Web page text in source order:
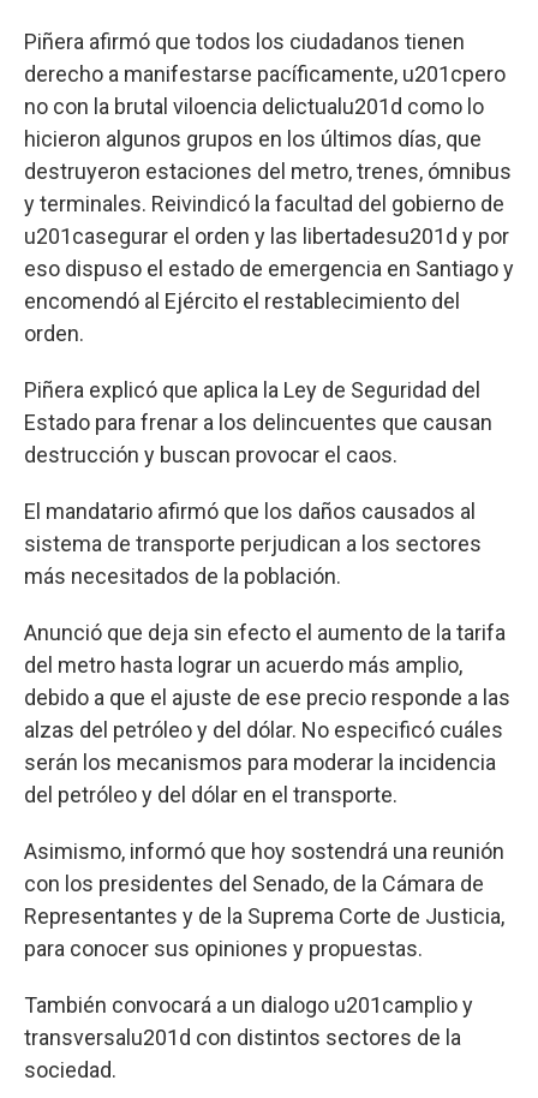
Piñera afirmó que todos los ciudadanos tienen
derecho a manifestarse pacíficamente, u201cpero
no con la brutal viloencia delictualu201d como lo
hicieron algunos grupos en los últimos días, que
destruyeron estaciones del metro, trenes, ómnibus
y terminales. Reivindicó la facultad del gobierno de
u201casegurar el orden y las libertadesu201d y por
eso dispuso el estado de emergencia en Santiago y
encomendó al Ejército el restablecimiento del
orden.
Piñera explicó que aplica la Ley de Seguridad del
Estado para frenar a los delincuentes que causan
destrucción y buscan provocar el caos.
El mandatario afirmó que los daños causados al
sistema de transporte perjudican a los sectores
más necesitados de la población.
Anunció que deja sin efecto el aumento de la tarifa
del metro hasta lograr un acuerdo más amplio,
debido a que el ajuste de ese precio responde a las
alzas del petróleo y del dólar. No especificó cuáles
serán los mecanismos para moderar la incidencia
del petróleo y del dólar en el transporte.
Asimismo, informó que hoy sostendrá una reunión
con los presidentes del Senado, de la Cámara de
Representantes y de la Suprema Corte de Justicia,
para conocer sus opiniones y propuestas.
También convocará a un dialogo u201camplio y
transversalu201d con distintos sectores de la
sociedad.